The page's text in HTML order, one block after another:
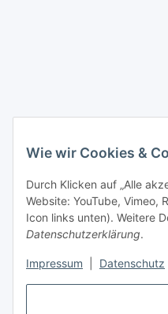
Wie wir Cookies &
Durch Klicken auf „Alle
Website: YouTube, Vimeo,
Icon links unten). Weitere
Datenschutzerklärung.
Impressum Datenschutz